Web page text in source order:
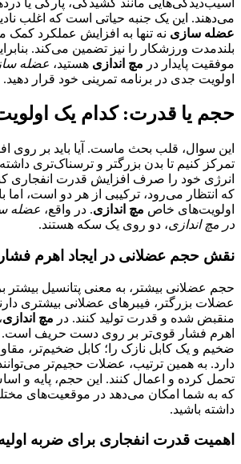
آسیب‌دیدگی‌هایی مانند کشیدگی، پارگی یا
می‌دهند. این یک جنبه حیاتی است که اغلب
عضله سازی نه تنها به افزایش عملکرد کمک
بلندمدت ورزشکار را نیز تضمین می‌کند.
موفقیت پایدار در مچ اندازی هستید، عضله
اولویت جدی در برنامه تمرینی خود قرار دهید.
حجم یا قدرت: کدام یک
این سوال، قلب بحث ماست. آیا باید بر روی
تمرکز کنیم تا بدن بزرگتر و ترسناک‌تری داشته
انرژی خود را صرف افزایش قدرت انفجاری
که انتظار می‌رود، ترکیبی از هر دو است، اما
اولویت‌های خاص مچ اندازی. در واقع، عضله
در مچ اندازی، دو روی یک سکه هستند.
نقش حجم عضلانی در ایجاد اهرم فشار
حجم عضلانی بیشتر، به معنی پتانسیل بیشتر
عضلات بزرگتر، فیبرهای عضلانی بیشتری
منقبض شده و قدرت تولید کنند. در مچ اندازی
اهرم فشار قوی‌تر بر روی دست حریف است.
ضخیم و یک کابل نازک را؛ کابل ضخیم‌تر،
دارد. به همین ترتیب، عضلات حجیم‌تر
تحمل کرده و اعمال کنند. این حجم، پایه و
که به شما امکان می‌دهد در موقعیت‌های
داشته باشید.
اهمیت قدرت انفجاری برای ضربه